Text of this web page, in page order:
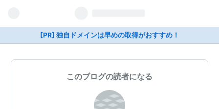
[PR] 独自ドメインは早めの取得がおすすめ！
このブログの読者になる